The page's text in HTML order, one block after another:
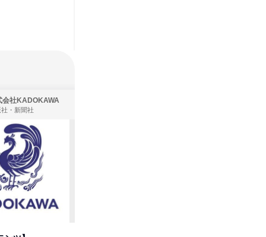
会社KADOKAWA
・新聞社